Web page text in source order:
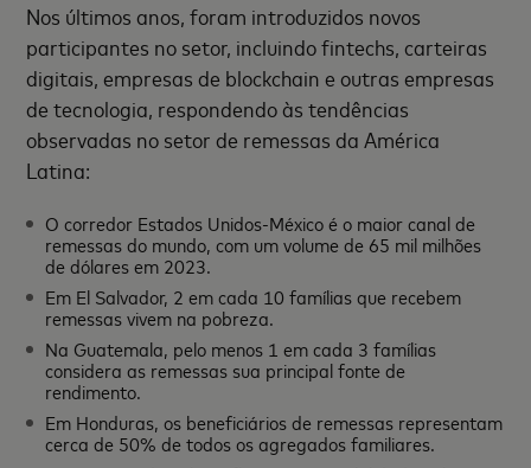
Nos últimos anos, foram introduzidos novos
participantes no setor, incluindo fintechs, carteiras
digitais, empresas de blockchain e outras empresas
de tecnologia, respondendo às tendências
observadas no setor de remessas da América
Latina:
O corredor Estados Unidos-México é o maior canal de
remessas do mundo, com um volume de 65 mil milhões
de dólares em 2023.
Em El Salvador, 2 em cada 10 famílias que recebem
remessas vivem na pobreza.
Na Guatemala, pelo menos 1 em cada 3 famílias
considera as remessas sua principal fonte de
rendimento.
Em Honduras, os beneficiários de remessas representam
cerca de 50% de todos os agregados familiares.